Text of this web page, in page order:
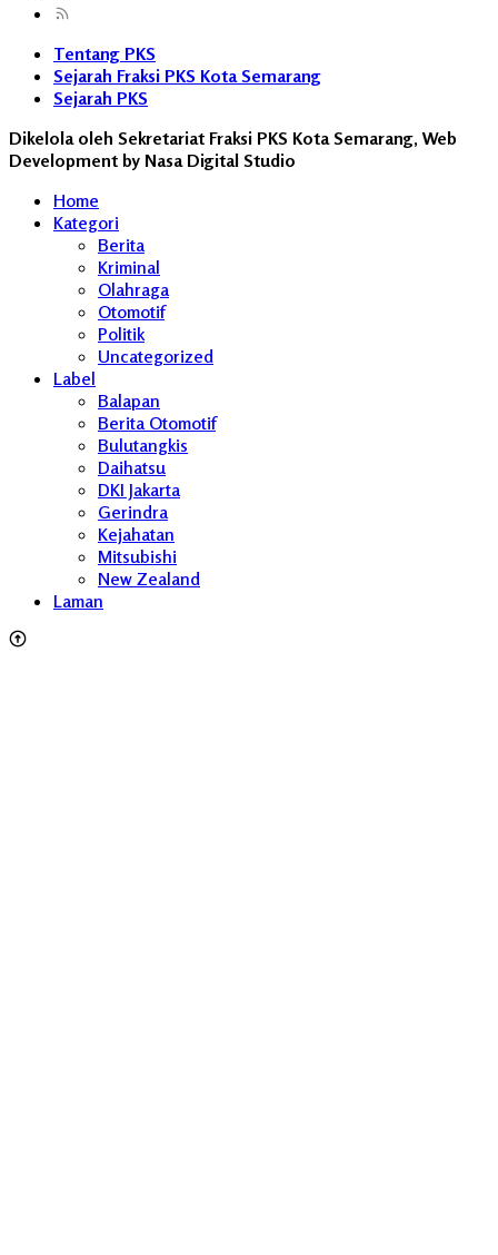
Tentang PKS
Sejarah Fraksi PKS Kota Semarang
Sejarah PKS
Dikelola oleh Sekretariat Fraksi PKS Kota Semarang, Web
Development by Nasa Digital Studio
Home
Kategori
Berita
Kriminal
Olahraga
Otomotif
Politik
Uncategorized
Label
Balapan
Berita Otomotif
Bulutangkis
Daihatsu
DKI Jakarta
Gerindra
Kejahatan
Mitsubishi
New Zealand
Laman